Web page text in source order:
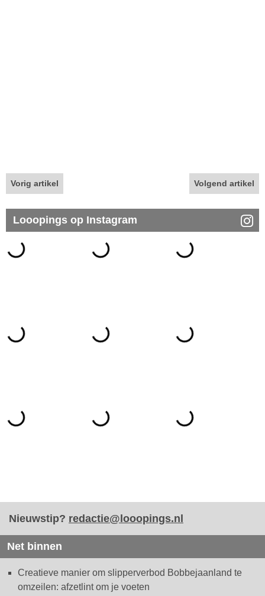
Vorig artikel Volgend artikel
Looopings op Instagram
Nieuwstip? redactie@looopings.nl
Net binnen
Creatieve manier om slipperverbod Bobbejaanland te
omzeilen: afzetlint om je voeten